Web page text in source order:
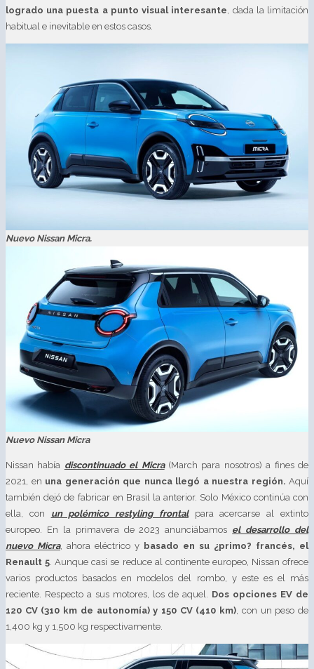
logrado una puesta a punto visual interesante , dada la limitación
habitual e inevitable en estos casos.
Nuevo Nissan Micra.
Nuevo Nissan Micra
Nissan había discontinuado el Micra(March para nosotros) a fines de
2021, en una generación que nunca llegó a nuestra región. Aquí
también dejó de fabricar en Brasil la anterior. Solo México continúa con
ella, con un polémico restyling frontalpara acercarse al extinto
europeo. En la primavera de 2023 anunciábamos el desarrollo del
nuevo Micra, ahora eléctrico y basado en su ¿primo? francés, el
Renault 5 . Aunque casi se reduce al continente europeo, Nissan ofrece
varios productos basados en modelos del rombo, y este es el más
reciente. Respecto a sus motores, los de aquel. Dos opciones EV de
120 CV (310 km de autonomía) y 150 CV (410 km) , con un peso de
1,400 kg y 1,500 kg respectivamente.